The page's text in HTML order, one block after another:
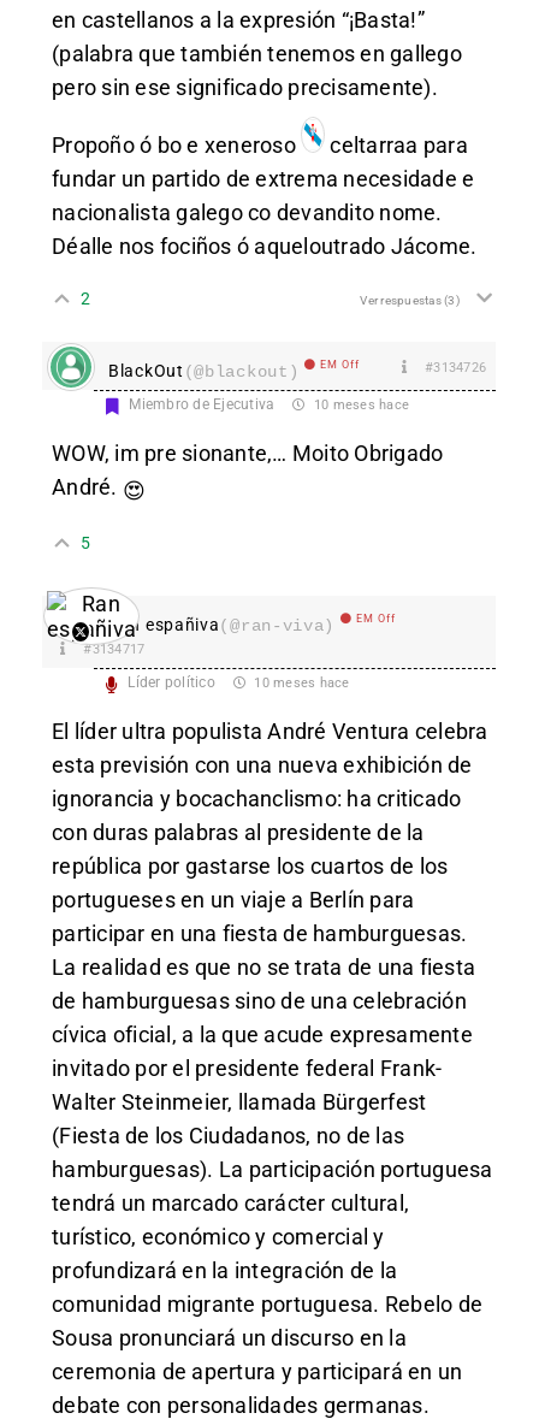
en castellanos a la expresión “¡Basta!”
(palabra que también tenemos en gallego
pero sin ese significado precisamente).
Propoño ó bo e xeneroso celtarraa para
fundar un partido de extrema necesidade e
nacionalista galego co devandito nome.
Déalle nos fociños ó aqueloutrado Jácome.
2 Ver respuestas(3)
BlackOut (@blackout) EM Off #3134726
Miembro de Ejecutiva 10 meses hace
WOW, im pre sionante,… Moito Obrigado
André. 😍
5
Ran españiva(@ran-viva) EM Off
#3134717
Líder político 10 meses hace
El líder ultra populista André Ventura celebra
esta previsión con una nueva exhibición de
ignorancia y bocachanclismo: ha criticado
con duras palabras al presidente de la
república por gastarse los cuartos de los
portugueses en un viaje a Berlín para
participar en una fiesta de hamburguesas.
La realidad es que no se trata de una fiesta
de hamburguesas sino de una celebración
cívica oficial, a la que acude expresamente
invitado por el presidente federal Frank-
Walter Steinmeier, llamada Bürgerfest
(Fiesta de los Ciudadanos, no de las
hamburguesas). La participación portuguesa
tendrá un marcado carácter cultural,
turístico, económico y comercial y
profundizará en la integración de la
comunidad migrante portuguesa. Rebelo de
Sousa pronunciará un discurso en la
ceremonia de apertura y participará en un
debate con personalidades germanas.